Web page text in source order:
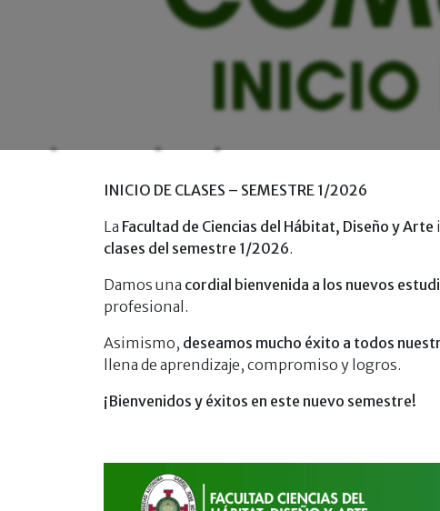
INICIO DE CLASES – SEMESTRE 1/2026
La Facultad de Ciencias del Hábitat, Diseño y Arte
clases del semestre 1/2026.
Damos una cordial bienvenida a los nuevos
profesional.
Asimismo, deseamos mucho éxito a todos
llena de aprendizaje, compromiso y logros.
¡Bienvenidos y éxitos en este nuevo semestre!